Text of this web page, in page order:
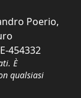
Poerio,
454332
È
qualsiasi